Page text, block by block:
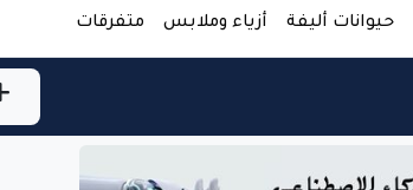
حيوانات أليفة أزياء وملابس متفرقات